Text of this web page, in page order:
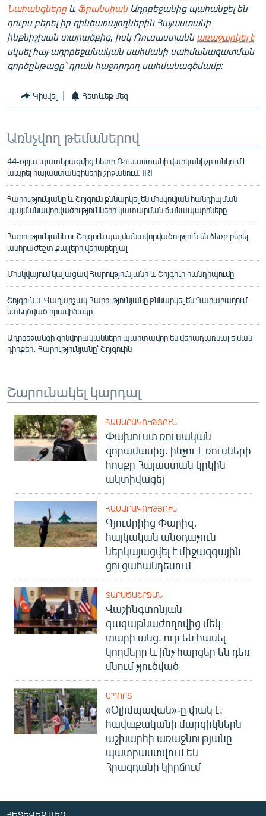
Նահանգները և ՖրանսիանԱդրբեջանից պահանջել են
դուրս բերել իր զինծառայողներին Հայաստանի
ինքնիշխան տարածքից, իսկ Ռուսաստանն առաջարկել է
սկսել հայ-ադրբեջանական սահմանի սահմանազատման
գործընթացը՝ դրան հաջորդող սահմանագծմամբ:
Կիսվել Հետևեք մեզ
Առնչվող թեմաներով
44-օրյա պատերազմից հետո Ռուսաստանի վարկանիշը անկում է
ապրել հայաստանցիների շրջանում. IRI
Հարությունյանը և Շոյգուն քննարկել են մոսկովյան հանդիպման
պայմանավորվածությունների կատարման ճանապարհները
Հարությունյանն ու Շոյգուն պայմանավորվածություն են ձեռք բերել
անհրաժեշտ քայլերի վերաբերյալ
Մոսկվայում կայացավ Հարությունյանի և Շոյգուի հանդիպումը
Շոյգուն և Վաղարշակ Հարությունյանը քննարկել են Ղարաբաղում
ստեղծված իրավիճակը
Ադրբեջանցի զինվորականները պարտավոր են վերադառնալ ելման
դիրքեր․ Հարությունյանը՝ Շոյգուին
Շարունակել կարդալ
ՀԱՍԱՐԱԿՈՒԹՅՈՒՆ
Փախուստ ռուսական
զորամասից. ինչու է ռուսների
հոսքը Հայաստան կրկին
ակտիվացել
ՀԱՍԱՐԱԿՈՒԹՅՈՒՆ
Գյումրիից Փարիզ․
հայկական անօդաչուն
ներկայացվել է միջազգային
ցուցահանդեսում
ՏԱՐԱԾԱՇՐՋԱՆ
Վաշինգտոնյան
գագաթնաժողովից մեկ
տարի անց. ուր են հասել
կողմերը և ինչ հարցեր են դեռ
մնում չլուծված
ՍՊՈՐՏ
«Օլիմպավան»-ը փակ է.
հավաքականի մարզիկներն
աշխարհի առաջնությանը
պատրաստվում են
Հրազդանի կիրճում